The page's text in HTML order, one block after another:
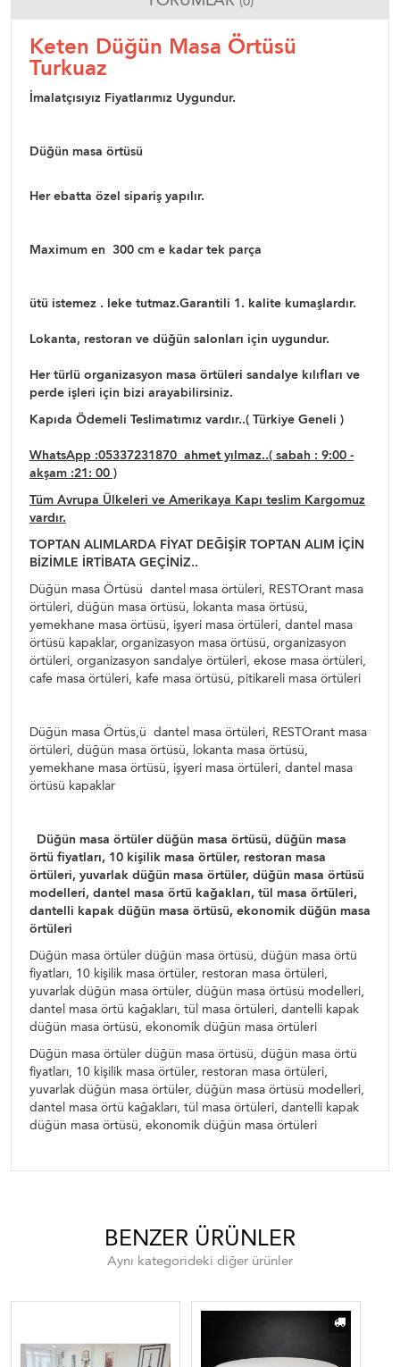
Keten Düğün Masa Örtüsü
Turkuaz
İmalatçısıyız Fiyatlarımız Uygundur.
Düğün masa örtüsü
Her ebatta özel sipariş yapılır.
Maximum en 300 cm e kadar tek parça
ütü istemez . leke tutmaz.Garantili 1. kalite kumaşlardır.
Lokanta, restoran ve düğün salonları için uygundur.
Her türlü organizasyon masa örtüleri sandalye kılıfları ve
perde işleri için bizi arayabilirsiniz.
Kapıda Ödemeli Teslimatımız vardır..( Türkiye Geneli )
WhatsApp :05337231870 ahmet yılmaz..( sabah : 9:00 -
akşam :21: 00 )
Tüm Avrupa Ülkeleri ve Amerikaya Kapı teslim Kargomuz
vardır.
TOPTAN ALIMLARDA FİYAT DEĞİŞİR TOPTAN ALIM İÇİN
BİZİMLE İRTİBATA GEÇİNİZ..
Düğün masa Örtüsü dantel masa örtüleri, RESTOrant masa
örtüleri, düğün masa örtüsü, lokanta masa örtüsü,
yemekhane masa örtüsü, işyeri masa örtüleri, dantel masa
örtüsü kapaklar, organizasyon masa örtüsü, organizasyon
örtüleri, organizasyon sandalye örtüleri, ekose masa örtüleri,
cafe masa örtüleri, kafe masa örtüsü, pitikareli masa örtüleri
Düğün masa Örtüs,ü dantel masa örtüleri, RESTOrant masa
örtüleri, düğün masa örtüsü, lokanta masa örtüsü,
yemekhane masa örtüsü, işyeri masa örtüleri, dantel masa
örtüsü kapaklar
Düğün masa örtüler düğün masa örtüsü, düğün masa
örtü fiyatları, 10 kişilik masa örtüler, restoran masa
örtüleri, yuvarlak düğün masa örtüler, düğün masa örtüsü
modelleri, dantel masa örtü kağakları, tül masa örtüleri,
dantelli kapak düğün masa örtüsü, ekonomik düğün masa
örtüleri
Düğün masa örtüler düğün masa örtüsü, düğün masa örtü
fiyatları, 10 kişilik masa örtüler, restoran masa örtüleri,
yuvarlak düğün masa örtüler, düğün masa örtüsü modelleri,
dantel masa örtü kağakları, tül masa örtüleri, dantelli kapak
düğün masa örtüsü, ekonomik düğün masa örtüleri
Düğün masa örtüler düğün masa örtüsü, düğün masa örtü
fiyatları, 10 kişilik masa örtüler, restoran masa örtüleri,
yuvarlak düğün masa örtüler, düğün masa örtüsü modelleri,
dantel masa örtü kağakları, tül masa örtüleri, dantelli kapak
düğün masa örtüsü, ekonomik düğün masa örtüleri
BENZER ÜRÜNLER
Aynı kategorideki diğer ürünler